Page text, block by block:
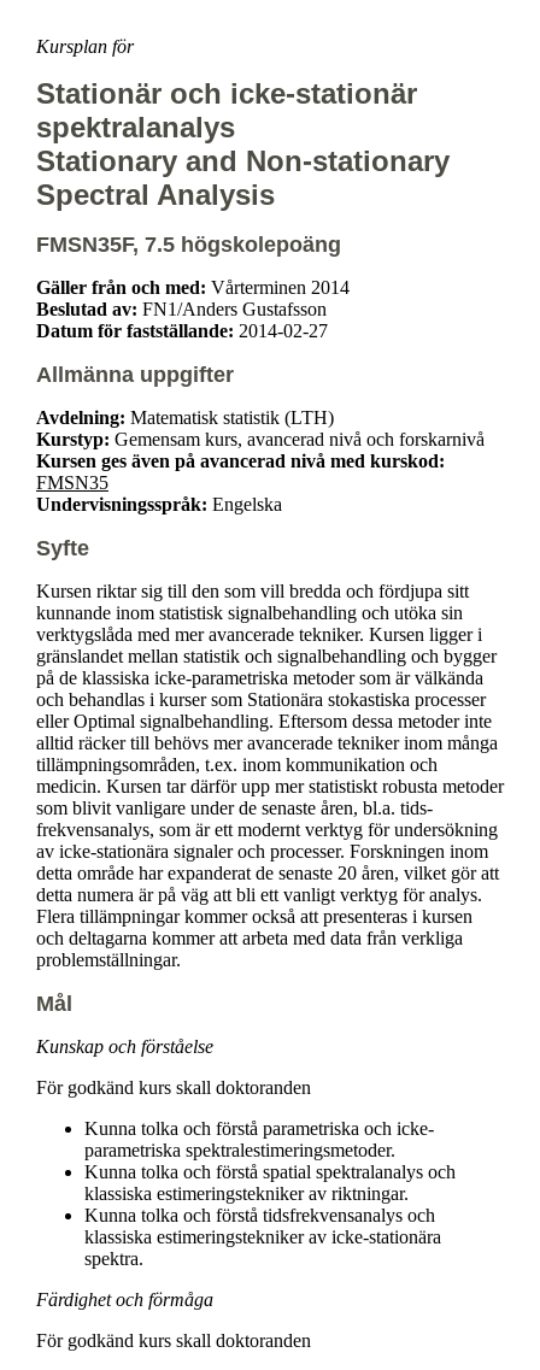
Kursplan för
Stationär och icke-stationär
spektralanalys
Stationary and Non-stationary
Spectral Analysis
FMSN35F, 7.5 högskolepoäng
Gäller från och med: Vårterminen 2014
Beslutad av: FN1/Anders Gustafsson
Datum för fastställande: 2014-02-27
Allmänna uppgifter
Avdelning: Matematisk statistik (LTH)
Kurstyp: Gemensam kurs, avancerad nivå och forskarnivå
Kursen ges även på avancerad nivå med kurskod:
FMSN35
Undervisningsspråk: Engelska
Syfte
Kursen riktar sig till den som vill bredda och fördjupa sitt
kunnande inom statistisk signalbehandling och utöka sin
verktygslåda med mer avancerade tekniker. Kursen ligger i
gränslandet mellan statistik och signalbehandling och bygger
på de klassiska icke-parametriska metoder som är välkända
och behandlas i kurser som Stationära stokastiska processer
eller Optimal signalbehandling. Eftersom dessa metoder inte
alltid räcker till behövs mer avancerade tekniker inom många
tillämpningsområden, t.ex. inom kommunikation och
medicin. Kursen tar därför upp mer statistiskt robusta metoder
som blivit vanligare under de senaste åren, bl.a. tids-
frekvensanalys, som är ett modernt verktyg för undersökning
av icke-stationära signaler och processer. Forskningen inom
detta område har expanderat de senaste 20 åren, vilket gör att
detta numera är på väg att bli ett vanligt verktyg för analys.
Flera tillämpningar kommer också att presenteras i kursen
och deltagarna kommer att arbeta med data från verkliga
problemställningar.
Mål
Kunskap och förståelse
För godkänd kurs skall doktoranden
Kunna tolka och förstå parametriska och icke-
parametriska spektralestimeringsmetoder.
Kunna tolka och förstå spatial spektralanalys och
klassiska estimeringstekniker av riktningar.
Kunna tolka och förstå tidsfrekvensanalys och
klassiska estimeringstekniker av icke-stationära
spektra.
Färdighet och förmåga
För godkänd kurs skall doktoranden